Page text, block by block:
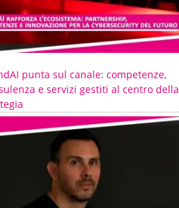
punta sul canale: competenze,
e servizi gestiti al centro della